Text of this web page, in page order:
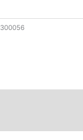
300056